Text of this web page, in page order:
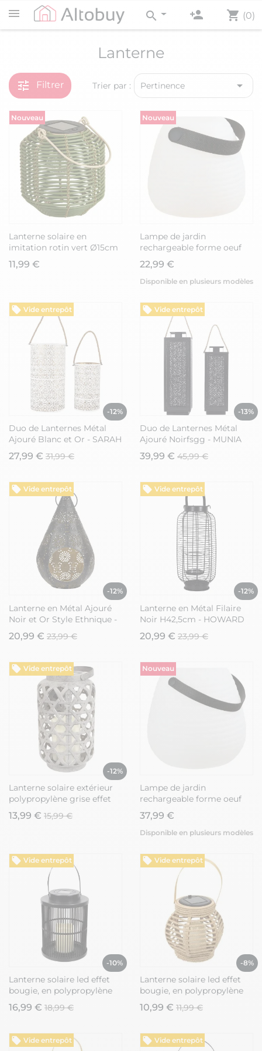
shopping_cart (0)
person_add
search
Lanterne
tune Filtrer Trier par : Pertinence 
Nouveau
Lanterne solaire en
imitation rotin vert Ø15cm
- CARMEN
11,99 €
Nouveau
Lampe de jardin
rechargeable forme oeuf
Ø13cm en polyéthylène
avec anse - DERBIA
22,99 €
Disponible en plusieurs modèles
Vide entrepôt
-12%
Duo de Lanternes Métal
Ajouré Blanc et Or - SARAH
27,99 € 31,99 €
Vide entrepôt
-13%
Duo de Lanternes Métal
Ajouré Noirfsgg - MUNIA
39,99 € 45,99 €
Vide entrepôt
-12%
Lanterne en Métal Ajouré
Noir et Or Style Ethnique -
RAJEESH
20,99 € 23,99 €
Vide entrepôt
-12%
Lanterne en Métal Filaire
Noir H42,5cm - HOWARD
20,99 € 23,99 €
Vide entrepôt
-12%
Lanterne solaire extérieur
polypropylène grise effet
bougie
13,99 € 15,99 €
Nouveau
Lampe de jardin
rechargeable forme oeuf
Ø21cm en polyéthylène
avec anse - DERBIA
37,99 €
Disponible en plusieurs modèles
Vide entrepôt
-10%
Lanterne solaire led effet
bougie, en polypropylène
noir avec anse (H25 cm)
16,99 € 18,99 €
Vide entrepôt
-8%
Lanterne solaire led effet
bougie, en polypropylène
beige avec anse (H15 cm)
10,99 € 11,99 €
Vide entrepôt Vide entrepôt